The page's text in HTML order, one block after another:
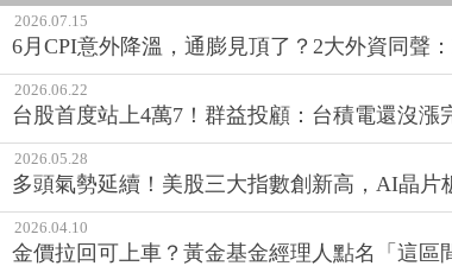
2026.07.15
6月CPI意外降溫，通膨見頂了？2大外資同聲
2026.06.22
台股首度站上4萬7！群益投顧：台積電還沒漲
2026.05.28
多頭氣勢延續！美股三大指數創新高，AI晶片
2026.04.10
金價拉回可上車？黃金基金經理人點名「這區